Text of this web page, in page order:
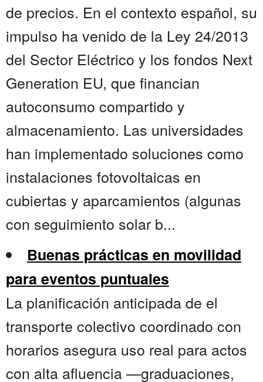
de precios. En el contexto español, su
impulso ha venido de la Ley 24/2013
del Sector Eléctrico y los fondos Next
Generation EU, que financian
autoconsumo compartido y
almacenamiento. Las universidades
han implementado soluciones como
instalaciones fotovoltaicas en
cubiertas y aparcamientos (algunas
con seguimiento solar b...
Buenas prácticas en movilidad
para eventos puntuales
La planificación anticipada de el
transporte colectivo coordinado con
horarios asegura uso real para actos
con alta afluencia —graduaciones,